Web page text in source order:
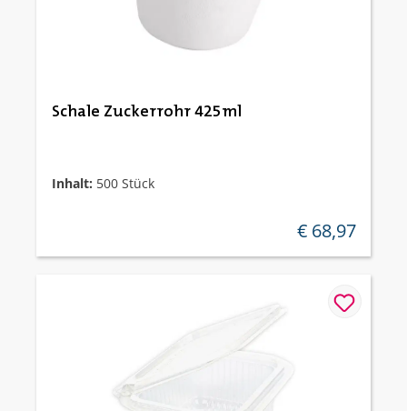
Schale Zuckerrohr 425ml
Inhalt: 500 Stück
regulärer preis:
€ 68,97